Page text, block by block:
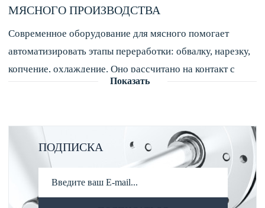
МЯСНОГО ПРОИЗВОДСТВА
Современное оборудование для мясного помогает
автоматизировать этапы переработки: обвалку, нарезку,
копчение, охлаждение. Оно рассчитано на контакт с
пищевыми продуктами, сохраняет вкус и обеспечивает
тележки и жироплавители, предназначенные для
хранения и транспортировки. Чтобы обеспечить выпуск
мясного производства и оборудование для мясной
Показать
ПОДПИСКА